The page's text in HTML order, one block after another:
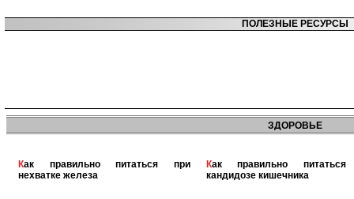
ПОЛЕЗНЫЕ РЕСУРСЫ
ЗДОРОВЬЕ
Как правильно питаться при
нехватке железа
Как правильно питаться при
кандидозе кишечника